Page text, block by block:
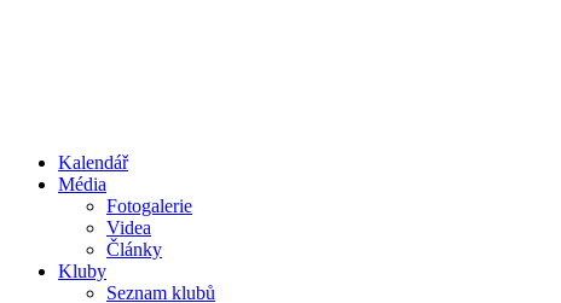
Kalendář
Média
Fotogalerie
Videa
Články
Kluby
Seznam klubů